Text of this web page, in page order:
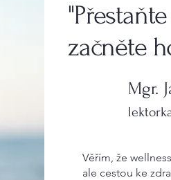
začněte
Mgr.
Věřím, že
ale cestou ke